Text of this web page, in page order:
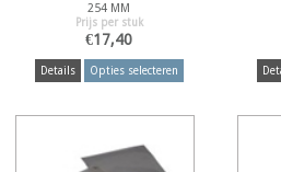
254 MM
Prijs per stuk
€17,40
Details Opties selecteren